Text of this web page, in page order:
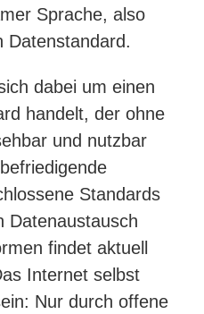
Sprache, also
Datenstandard.
dabei um einen
handelt, der ohne
und nutzbar
Standards
Datenaustausch
findet aktuell
Internet selbst
Nur durch offene